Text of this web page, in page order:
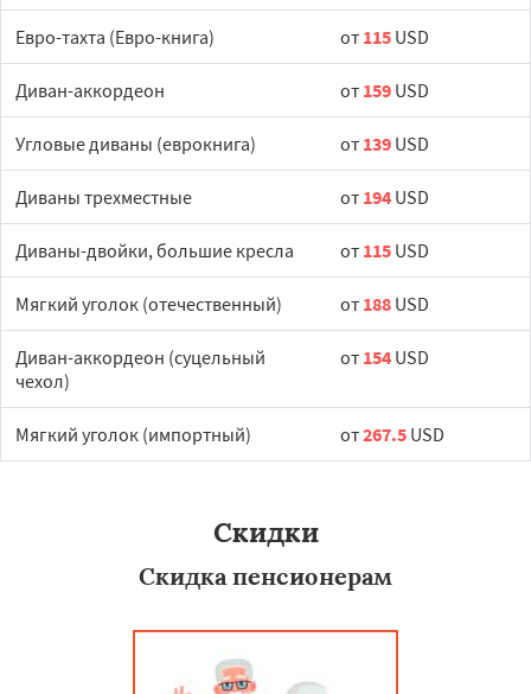
Евро-тахта (Евро-книга) от 115 USD
Диван-аккордеон от 159 USD
Угловые диваны (еврокнига) от 139 USD
Диваны трехместные от 194 USD
Диваны-двойки, большие кресла от 115 USD
Мягкий уголок (отечественный) от 188 USD
Диван-аккордеон (суцельный
чехол)
от 154 USD
Мягкий уголок (импортный) от267.5 USD
Скидки
Скидка пенсионерам